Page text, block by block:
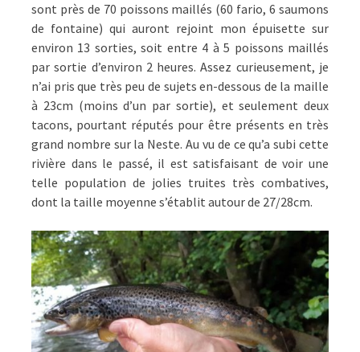
sont près de 70 poissons maillés (60 fario, 6 saumons
de fontaine) qui auront rejoint mon épuisette sur
environ 13 sorties, soit entre 4 à 5 poissons maillés
par sortie d’environ 2 heures. Assez curieusement, je
n’ai pris que très peu de sujets en-dessous de la maille
à 23cm (moins d’un par sortie), et seulement deux
tacons, pourtant réputés pour être présents en très
grand nombre sur la Neste. Au vu de ce qu’a subi cette
rivière dans le passé, il est satisfaisant de voir une
telle population de jolies truites très combatives,
dont la taille moyenne s’établit autour de 27/28cm.